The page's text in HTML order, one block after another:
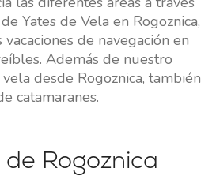
Yates de Vela en Rogoznica,
de navegación en
Además de nuestro
desde Rogoznica, también
catamaranes.
Rogoznica